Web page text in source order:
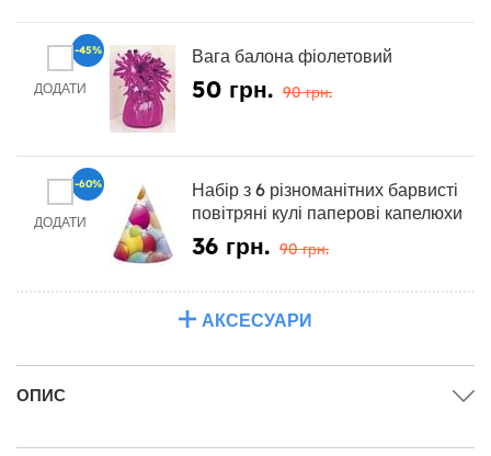
ДОДАТИ
Вага балона фіолетовий
50 грн. 90 грн.
-45%
ДОДАТИ
Набір з 6 різноманітних барвисті
повітряні кулі паперові капелюхи
36 грн. 90 грн.
-60%
АКСЕСУАРИ
ОПИС